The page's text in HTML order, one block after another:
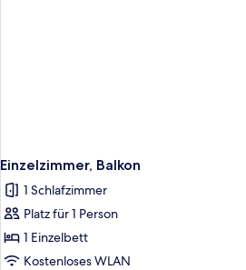
Einzelzimmer, Balkon
1 Schlafzimmer
Platz für 1 Person
1 Einzelbett
Kostenloses WLAN